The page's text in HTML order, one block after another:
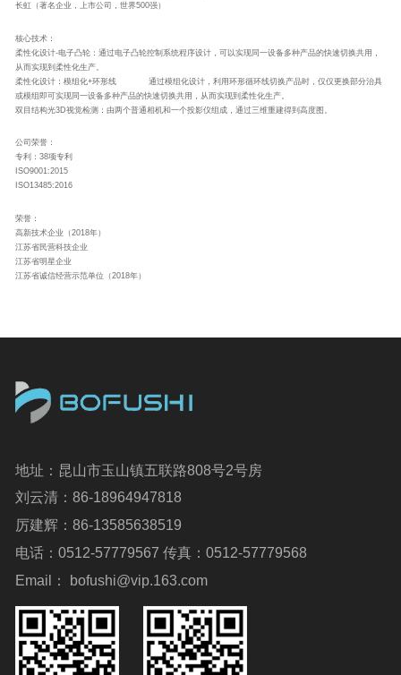
长虹（著名企业，上市公司，世界500强）
核心技术：
柔性化设计-电子凸轮：通过电子凸轮控制系统程序设计，可以实现同一设备多种产品的快速切换共用，
从而实现到柔性化生产。
柔性化设计：模组化+环形线 通过模组化设计，利用环形循环线切换产品时，仅仅更换部分治具
或模组即可实现同一设备多种产品的快速切换共用，从而实现到柔性化生产。
双目结构光3D视觉检测：由两个普通相机和一个投影仪组成，通过三维重建得到高度图。
公司荣誉：
专利：38项专利
ISO9001:2015
ISO13485:2016
荣誉：
高新技术企业（2018年）
江苏省民营科技企业
江苏省明星企业
江苏省诚信经营示范单位（2018年）
地址：昆山市玉山镇五联路808号2号房
刘云清：86-18964947818
厉建辉：86-13585638519
电话：0512-57779567 传真：0512-57779568
Email： bofushi@vip.163.com